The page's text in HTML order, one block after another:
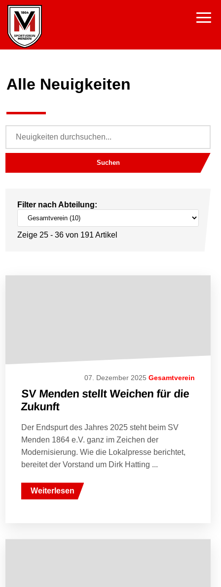
Alle Neuigkeiten
Suchen
Filter nach Abteilung:
Zeige 25 - 36 von 191 Artikel
07. Dezember 2025 Gesamtverein
SV Menden stellt Weichen für die
Zukunft
Der Endspurt des Jahres 2025 steht beim SV
Menden 1864 e.V. ganz im Zeichen der
Modernisierung. Wie die Lokalpresse berichtet,
bereitet der Vorstand um Dirk Hatting ...
Weiterlesen